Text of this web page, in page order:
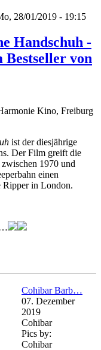
28/01/2019 - 19:15
Handschuh -
Bestseller von
Kino, Freiburg
ist der diesjährige
Der Film greift die
1970 und
einen
Ripper in London.
Cohibar Barb…
07. Dezember
2019
Cohibar
Pics by:
Cohibar